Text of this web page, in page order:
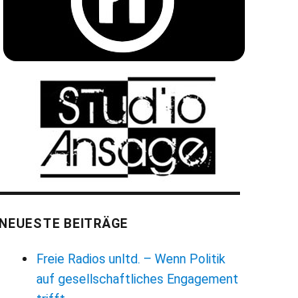
NEUESTE BEITRÄGE
Freie Radios unltd. – Wenn Politik
auf gesellschaftliches Engagement